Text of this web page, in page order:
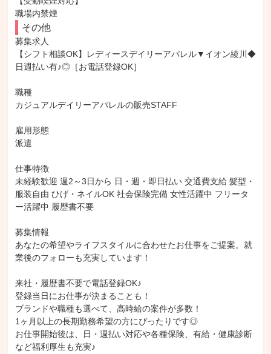
職場内禁煙
その他
募集求人
【シフト相談OK】レディースデイリーアパレル▼イオン綾川◆
日週払い有♪◎［お電話登録OK］
職種
カジュアルデイリーアパレルの販売STAFF
雇用形態
派遣
仕事特徴
未経験歓迎 週2～3日から 日・週・即日払い 交通費支給 髪型・
服装自由 ひげ・ネイルOK 社会保険完備 女性活躍中 フリータ
ー活躍中 履歴書不要
募集情報
あなたの希望やライフスタイルに合わせたお仕事をご提案。就
業後のフォローも充実しています！
来社・履歴書不要で電話登録OK♪
登録当日にお仕事が決まることも！
ブランドや職種も選べて、高時給の案件が多数！
1ヶ月以上の長期勤務希望の方にぴったりです◎
お仕事開始後は、日・週払い対応や各種保険、有給・健康診断
など福利厚生も充実♪